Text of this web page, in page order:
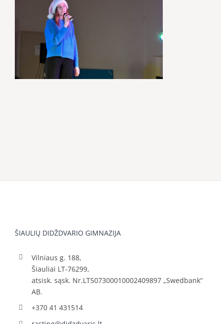
ŠIAULIŲ DIDŽDVARIO GIMNAZIJA
Vilniaus g. 188,
Šiauliai LT-76299,
atsisk. sąsk. Nr.LT507300010002409897 „Swedbank“
AB.
+370 41 431514